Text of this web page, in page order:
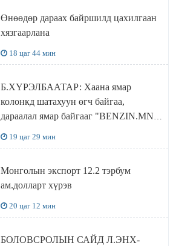
Өнөөдөр дараах байршилд цахилгаан
хязгаарлана
18 цаг 44 мин
Б.ХҮРЭЛБААТАР: Хаана ямар
колонкд шатахуун өгч байгаа,
дараалал ямар байгааг "BENZIN.MN”
19 цаг 29 мин
Монголын экспорт 12.2 тэрбум
ам.долларт хүрэв
20 цаг 12 мин
БОЛОВСРОЛЫН САЙД Л.ЭНХ-